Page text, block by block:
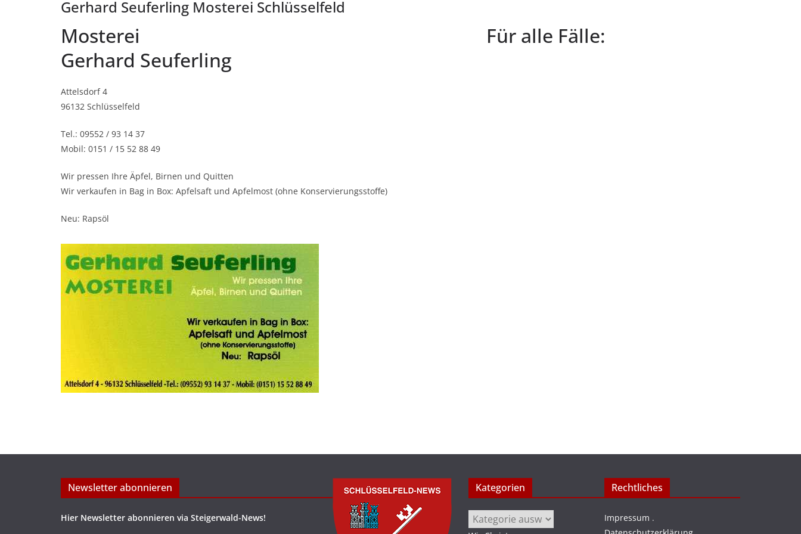
Gerhard Seuferling Mosterei Schlüsselfeld
Mosterei
Gerhard Seuferling
Attelsdorf 4
96132 Schlüsselfeld
Tel.: 09552 / 93 14 37
Mobil: 0151 / 15 52 88 49
Wir pressen Ihre Äpfel, Birnen und Quitten
Wir verkaufen in Bag in Box: Apfelsaft und Apfelmost (ohne Konservierungsstoffe)
Neu: Rapsöl
Für alle Fälle:
Newsletter abonnieren
Hier Newsletter abonnieren via Steigerwald-News!
Kategorien
Kategorien
Rechtliches
Impressum .